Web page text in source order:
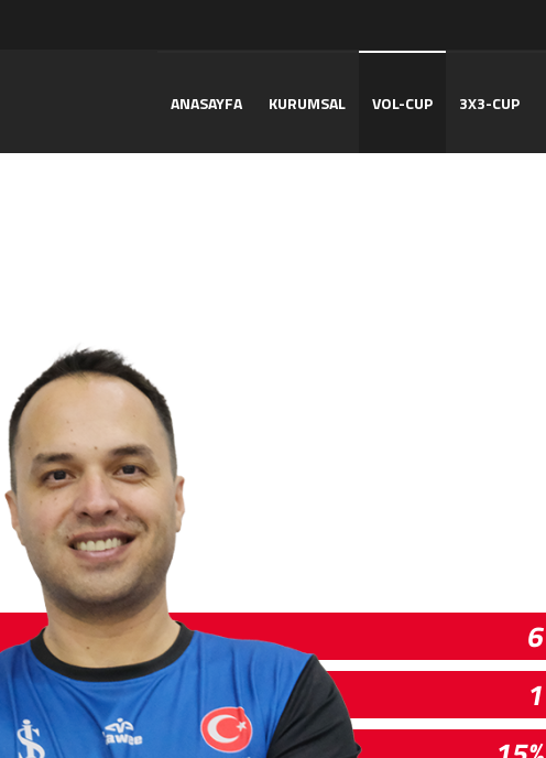
ANASAYFA KURUMSAL VOL-CUP 3X3-CUP
6
1